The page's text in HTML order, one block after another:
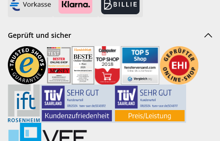
Geprüft und sicher